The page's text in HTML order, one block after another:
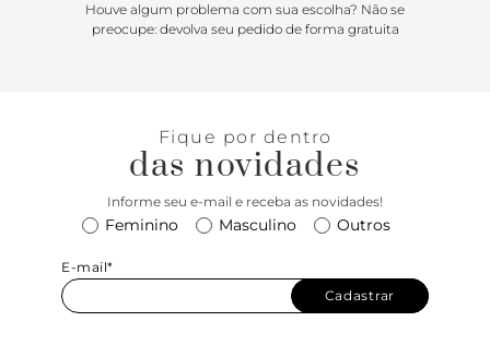
Houve algum problema com sua escolha? Não se
preocupe: devolva seu pedido de forma gratuita
Fique por dentro
das novidades
Informe seu e-mail e receba as novidades!
Feminino Masculino Outros
E-mail*
Cadastrar